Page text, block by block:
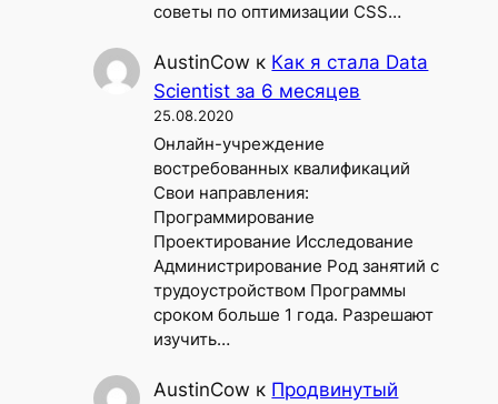
советы по оптимизации CSS…
AustinCow к Как я стала Data
Scientist за 6 месяцев
25.08.2020
Онлайн-учреждение
востребованных квалификаций
Свои направления:
Программирование
Проектирование Исследование
Администрирование Род занятий с
трудоустройством Программы
сроком больше 1 года. Разрешают
изучить…
AustinCow к Продвинутый